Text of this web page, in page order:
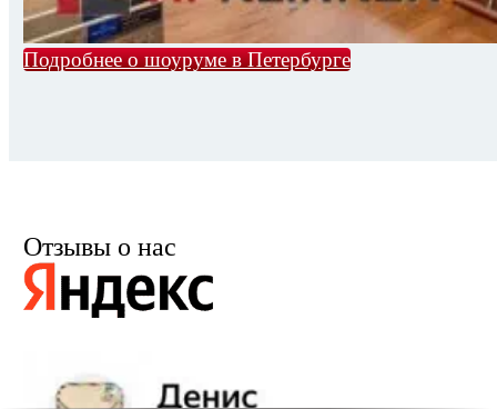
Подробнее о шоуруме в Петербурге
Отзывы о нас